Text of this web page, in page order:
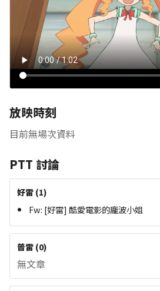
放映時刻
目前無場次資料
PTT 討論
好雷 (1)
Fw: [好雷] 酷愛電影的龐波小姐
普雷 (0)
無文章